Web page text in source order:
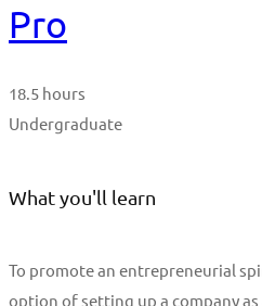
Pro
18.5 hours
Undergraduate
What you'll learn
To promote an entrepreneurial
option of setting up a company